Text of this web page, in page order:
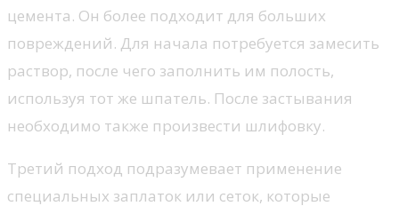
цемента. Он более подходит для больших
повреждений. Для начала потребуется замесить
раствор, после чего заполнить им полость,
используя тот же шпатель. После застывания
необходимо также произвести шлифовку.
Третий подход подразумевает применение
специальных заплаток или сеток, которые